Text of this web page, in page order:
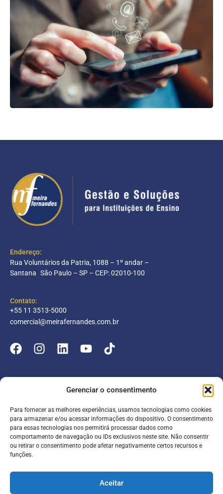
Gerenciar o consentimento
Para fornecer as melhores experiências, usamos tecnologias como cookies
para armazenar e/ou acessar informações do dispositivo. O consentimento
para essas tecnologias nos permitirá processar dados como
comportamento de navegação ou IDs exclusivos neste site. Não consentir
ou retirar o consentimento pode afetar negativamente certos recursos e
funções.
Aceitar
Endereço:
Rua Voluntários da Patria, 1088 – 1º andar –
Santana São Paulo – SP – CEP: 02010-100
Contato:
+55 11 3513-5000
comercial@meirafernandes.com.br
Parceiros
Blog
Contato
Portal do Colaborador
Entrar
Serviços
Meira online